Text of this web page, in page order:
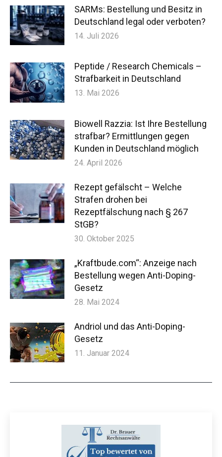
SARMs: Bestellung und Besitz in
Deutschland legal oder verboten?
14. Juli 2026
Peptide / Research Chemicals –
Strafbarkeit in Deutschland
13. Mai 2026
Biowell Razzia: Ist Ihre Bestellung
strafbar? Ermittlungen gegen
Kunden in Deutschland möglich
24. April 2026
Rezept gefälscht – Welche
Strafen drohen bei
Rezeptfälschung nach § 267
StGB?
30. Oktober 2025
„Kraftbude.com“: Anzeige nach
Bestellung wegen Anti-Doping-
Gesetz
28. Mai 2024
Andriol und das Anti-Doping-
Gesetz
11. Januar 2024